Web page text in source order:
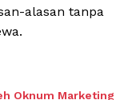
alasan tanpa
Oknum Marketing